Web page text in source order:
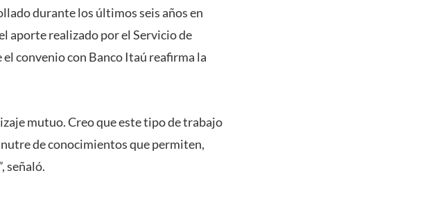
durante los últimos seis años en
aporte realizado por el Servicio de
convenio con Banco Itaú reafirma la
mutuo. Creo que este tipo de trabajo
de conocimientos que permiten,
señaló.